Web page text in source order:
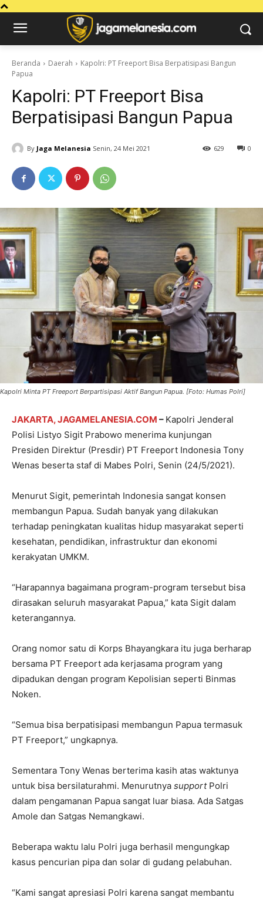
Beranda Daerah
Kapolri: PT Freeport Bisa Berpatisipasi Bangun
Papua
Kapolri: PT Freeport Bisa
Berpatisipasi Bangun Papua
By Jaga Melanesia Senin, 24 Mei 2021 0
629
Kapolri Minta PT Freeport Berpartisipasi Aktif Bangun Papua. [Foto: Humas Polri]
JAKARTA, JAGAMELANESIA.COM – Kapolri Jenderal
Polisi Listyo Sigit Prabowo menerima kunjungan
Presiden Direktur (Presdir) PT Freeport Indonesia Tony
Wenas beserta staf di Mabes Polri, Senin (24/5/2021).
Menurut Sigit, pemerintah Indonesia sangat konsen
membangun Papua. Sudah banyak yang dilakukan
terhadap peningkatan kualitas hidup masyarakat seperti
kesehatan, pendidikan, infrastruktur dan ekonomi
kerakyatan UMKM.
“Harapannya bagaimana program-program tersebut bisa
dirasakan seluruh masyarakat Papua,” kata Sigit dalam
keterangannya.
Orang nomor satu di Korps Bhayangkara itu juga berharap
bersama PT Freeport ada kerjasama program yang
dipadukan dengan program Kepolisian seperti Binmas
Noken.
“Semua bisa berpatisipasi membangun Papua termasuk
PT Freeport,” ungkapnya.
Sementara Tony Wenas berterima kasih atas waktunya
untuk bisa bersilaturahmi. Menurutnya supportPolri
dalam pengamanan Papua sangat luar biasa. Ada Satgas
Amole dan Satgas Nemangkawi.
Beberapa waktu lalu Polri juga berhasil mengungkap
kasus pencurian pipa dan solar di gudang pelabuhan.
“Kami sangat apresiasi Polri karena sangat membantu